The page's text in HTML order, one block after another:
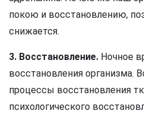
покою и восстановлению,
снижается.
3. Восстановление. Ночное
восстановления организма.
процессы восстановления
психологического